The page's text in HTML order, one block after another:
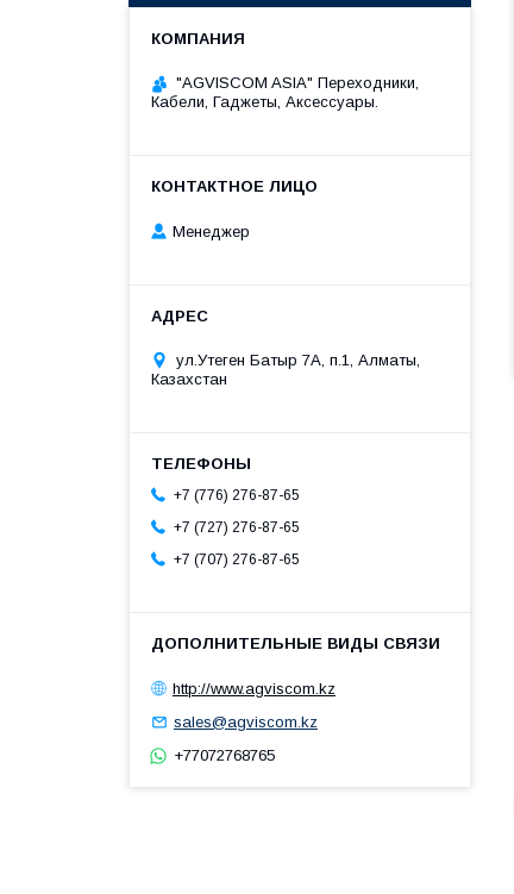
"AGVISCOM ASIA" Переходники,
Кабели, Гаджеты, Аксессуары.
Менеджер
ул.Утеген Батыр 7А, п.1, Алматы,
Казахстан
+7 (776) 276-87-65
+7 (727) 276-87-65
+7 (707) 276-87-65
http://www.agviscom.kz
sales@agviscom.kz
+77072768765